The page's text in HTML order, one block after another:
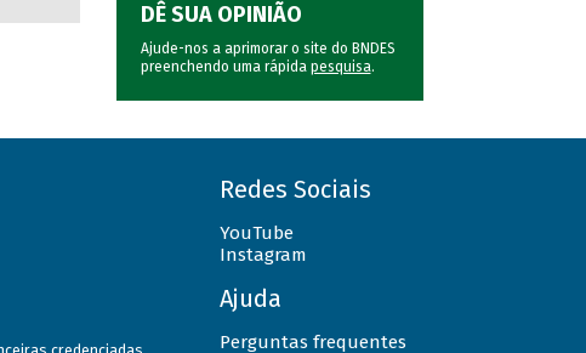
DÊ SUA OPINIÃO
Ajude-nos a aprimorar o site do BNDES
preenchendo uma rápida pesquisa.
Redes Sociais
YouTube
Instagram
Ajuda
Perguntas frequentes